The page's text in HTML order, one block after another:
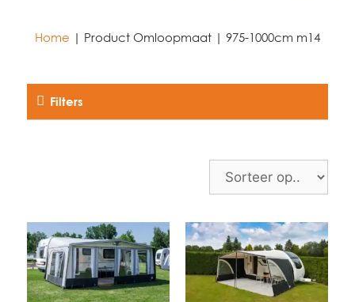
Home | Product Omloopmaat | 975-1000cm m14
Filters